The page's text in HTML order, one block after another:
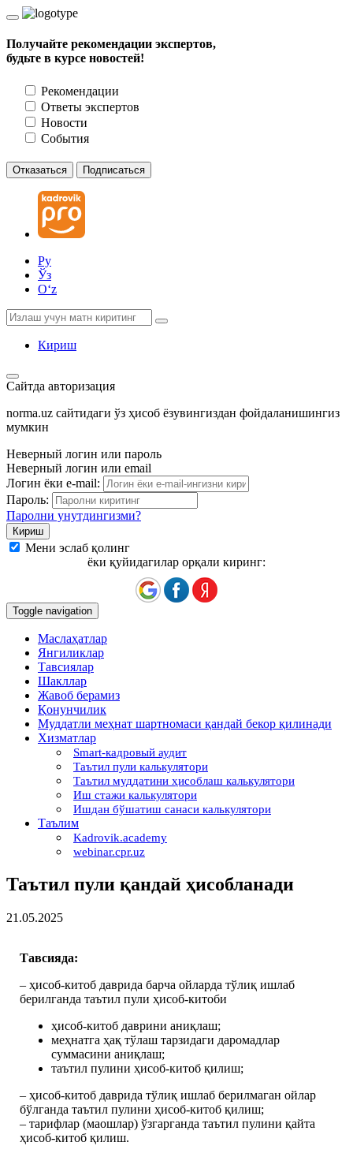
Получайте рекомендации экспертов,
будьте в курсе новостей!
Рекомендации
Ответы экспертов
Новости
События
Отказаться Подписаться
Ру
Ўз
Oʻz
Кириш
Сайтда авторизация
norma.uz сайтидаги ўз ҳисоб ёзувингиздан фойдаланишингиз
мумкин
Неверный логин или пароль
Неверный логин или email
Логин ёки e-mail:
Пароль:
Паролни унутдингизми?
Мени эслаб қолинг
ёки қуйидагилар орқали киринг:
Toggle navigation
Маслаҳатлар
Янгиликлар
Тавсиялар
Шакллар
Жавоб берамиз
Қонунчилик
Муддатли меҳнат шартномаси қандай бекор қилинади
Хизматлар
Smart-кадровый аудит
Таътил пули калькулятори
Таътил муддатини ҳисоблаш калькулятори
Иш стажи калькулятори
Ишдан бўшатиш санаси калькулятори
Таълим
Kadrovik.academy
webinar.cpr.uz
Таътил пули қандай ҳисобланади
21.05.2025
Тавсияда:
– ҳисоб-китоб даврида барча ойларда тўлиқ ишлаб
берилганда таътил пули ҳисоб-китоби
ҳисоб-китоб даврини аниқлаш;
меҳнатга ҳақ тўлаш тарзидаги даромадлар
суммасини аниқлаш;
таътил пулини ҳисоб-китоб қилиш;
– ҳисоб-китоб даврида тўлиқ ишлаб берилмаган ойлар
бўлганда таътил пулини ҳисоб-китоб қилиш;
– тарифлар (маошлар) ўзгарганда таътил пулини қайта
ҳисоб-китоб қилиш.